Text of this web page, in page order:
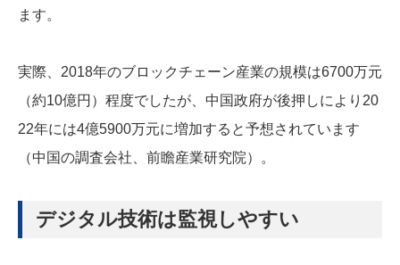
ます。
実際、2018年のブロックチェーン産業の規模は6700万元
（約10億円）程度でしたが、中国政府が後押しにより20
22年には4億5900万元に増加すると予想されています
（中国の調査会社、前瞻産業研究院）。
デジタル技術は監視しやすい